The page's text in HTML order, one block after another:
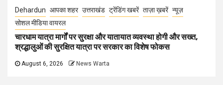
Dehardun आपका शहर उत्तराखंड ट्रेंडिंग खबरें ताज़ा ख़बरें न्यूज़
सोशल मीडिया वायरल
चारधाम यात्रा मार्गों पर सुरक्षा और यातायात व्यवस्था होगी और सख्त,
श्रद्धालुओं की सुरक्षित यात्रा पर सरकार का विशेष फोकस
August 6, 2026 News Warta